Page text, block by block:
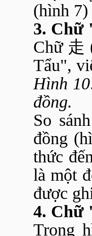
(hình 7)
3. Chữ
Chữ 走
Tẩu",
Hình
đồng.
So
đồng
thức
là một
được
4. Chữ
Trong